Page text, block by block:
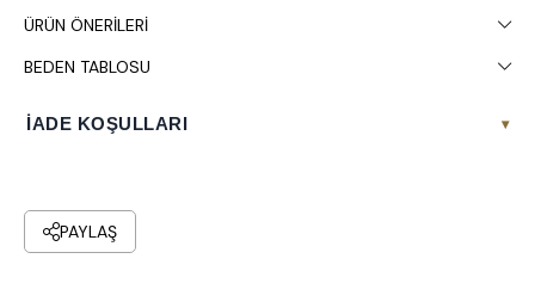
sahiptir. Ön ortasında şık ve kumaşla uyumlu kaplama
düğme detayları yer alır. Kolsuz (sıfır kol) yapısıyla
orta kısımda konfor sağlayan tekli pilikaşe (pile)
detayı bulunmaktadır.
ÜRÜN ÖNERILERI
BEDEN TABLOSU
İADE KOŞULLARI ▾
PAYLAŞ